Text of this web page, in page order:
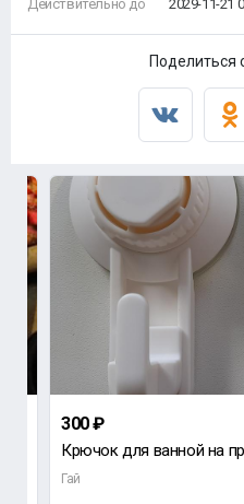
Действительно до
2029-11-21
Поделиться
300 ₽
Крючок для ванной на
Гай